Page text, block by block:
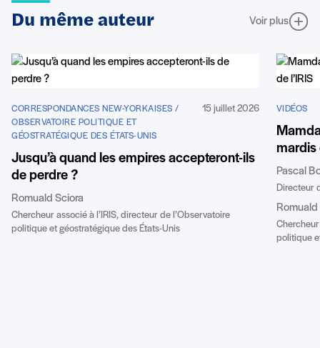
Du même auteur Voir plus
CORRESPONDANCES NEW-YORKAISES /
OBSERVATOIRE POLITIQUE ET
GÉOSTRATÉGIQUE DES ÉTATS-UNIS
15 juillet 2026
Jusqu’à quand les empires accepteront-ils
de perdre ?
Romuald Sciora
Chercheur associé à l’IRIS, directeur de l’Observatoire
politique et géostratégique des États-Unis
VIDÉOS
mardis
Pascal
Directeur
Romuald
politique